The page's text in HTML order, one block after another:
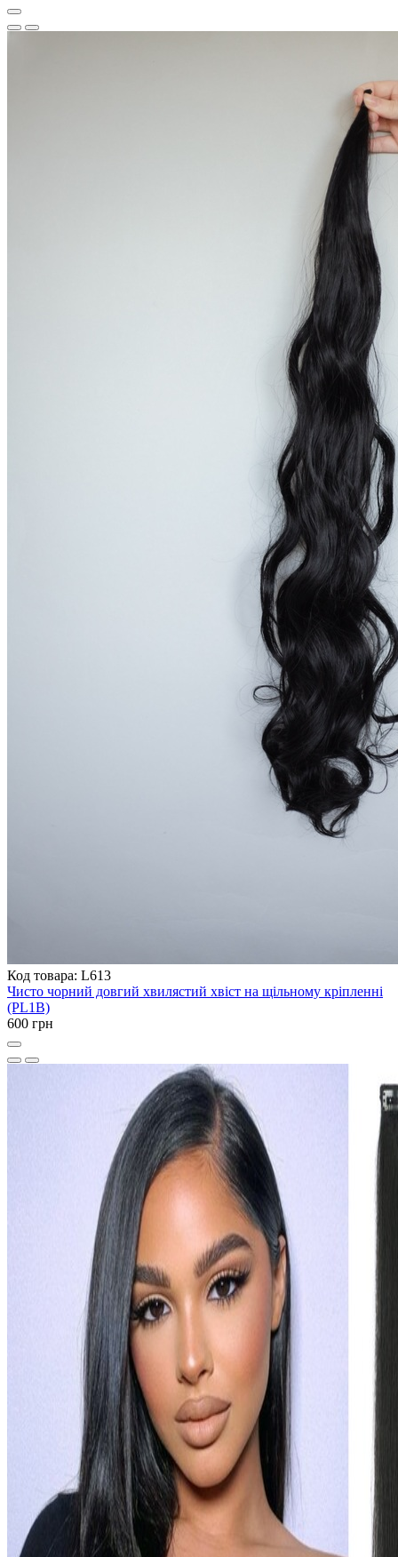
Код товара: L613
Чисто чорний довгий хвилястий хвіст на щільному кріпленні
(PL1B)
600 грн